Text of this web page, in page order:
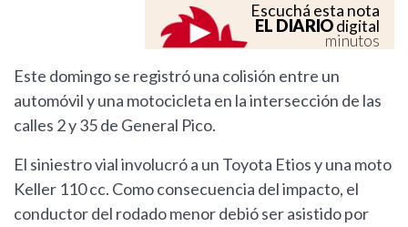
Escuchá esta nota
EL DIARIOdigital
minutos
Este domingo se registró una colisión entre un
automóvil y una motocicleta en la intersección de las
calles 2 y 35 de General Pico.
El siniestro vial involucró a un Toyota Etios y una moto
Keller 110 cc. Como consecuencia del impacto, el
conductor del rodado menor debió ser asistido por